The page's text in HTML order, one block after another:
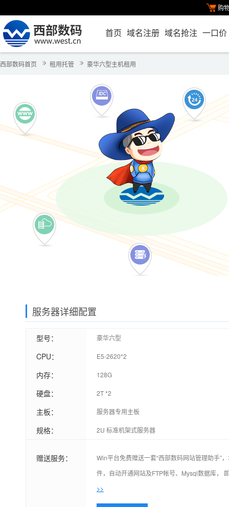
购
首页 域名注册 域名抢注 一口价
西部数码首页 租用托管 豪华六型主机租用
服务器详细配置
型号： 豪华六型
CPU： E5-2620*2
内存： 128G
硬盘： 2T *2
主板： 服务器专用主板
规格： 2U 标准机架式服务器
赠送服务：
Win平台免费赠送一套“西部数码网站管理助手”
件，自动开通网站及FTP帐号、Mysql数据库，
>>